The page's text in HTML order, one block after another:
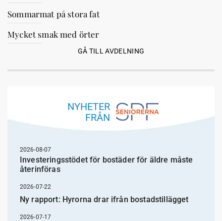
Sommarmat på stora fat
Mycket smak med örter
GÅ TILL AVDELNING
NYHETER
FRÅN
2026-08-07
Investeringsstödet för bostäder för äldre måste
återinföras
2026-07-22
Ny rapport: Hyrorna drar ifrån bostadstillägget
2026-07-17